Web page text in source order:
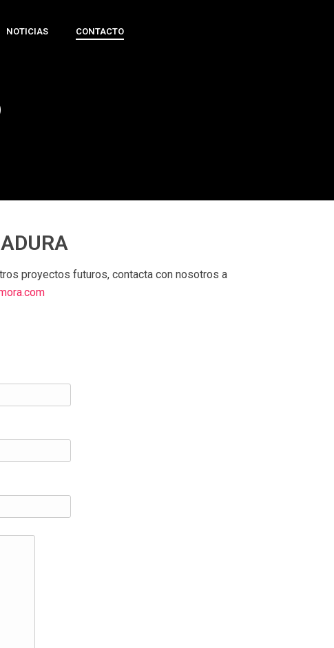
NOTICIAS CONTACTO
proyectos futuros, contacta con nosotros a
.com